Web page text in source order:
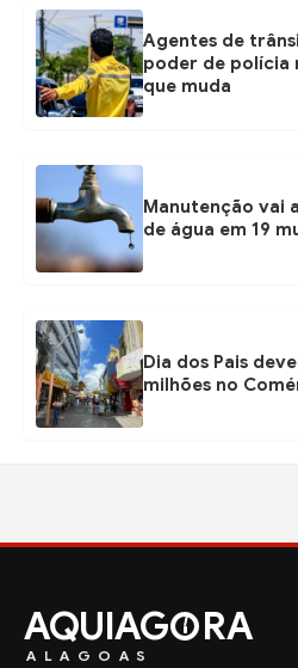
Agentes de
poder de polícia
que muda
Manutenção vai
de água em 19
Dia dos Pais
milhões no
AQUIAG RA
ALAGOAS